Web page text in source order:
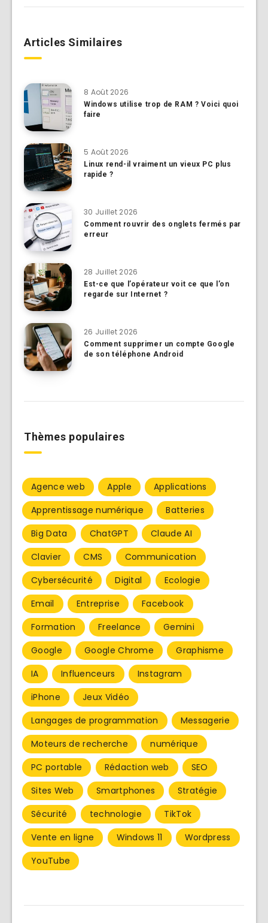
Articles Similaires
8 Août 2026
Windows utilise trop de RAM ? Voici quoi
faire
5 Août 2026
Linux rend-il vraiment un vieux PC plus
rapide ?
30 Juillet 2026
Comment rouvrir des onglets fermés par
erreur
28 Juillet 2026
Est-ce que l’opérateur voit ce que l’on
regarde sur Internet ?
26 Juillet 2026
Comment supprimer un compte Google
de son téléphone Android
Thèmes populaires
Agence web Apple
Applications
Apprentissage numérique
Batteries
Big Data
ChatGPT
Claude AI
Clavier
CMS
Communication
Cybersécurité
Digital
Ecologie
Email
Entreprise
Facebook
Formation
Freelance
Gemini
Google
Google Chrome
Graphisme
IA
Influenceurs
Instagram
iPhone
Jeux Vidéo
Langages de programmation
Messagerie
Moteurs de recherche
numérique
PC portable
Rédaction web
SEO
Sites Web
Smartphones
Stratégie
Sécurité
technologie
TikTok
Vente en ligne
Windows 11
Wordpress
YouTube